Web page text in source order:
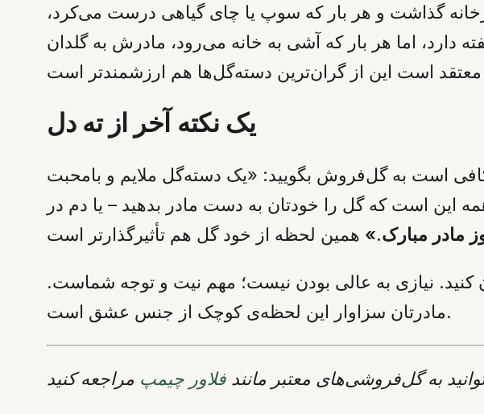
گذاشت و هر بار که سوپ یا چای گیاهی درست می‌کرد،
اما هر بار که آشی به خانه می‌رود، مادرش به گلدان
یک نکته آخر از ته دل
کافی است به گل‌فروش بگویید: «یک دسته‌گل ملایم و بامحبت
این است که گل را خودتان به دست مادر بدهید – یا دم در
مادر مبارک.»
کنید. نیازی به عالی بودن نیست؛ مهم نیت و توجه شماست.
مادرتان سزاوار این لحظه‌ی کوچک از جنس عشق است.
به گل‌فروشی‌های معتبر مانند فلاور چیمپ